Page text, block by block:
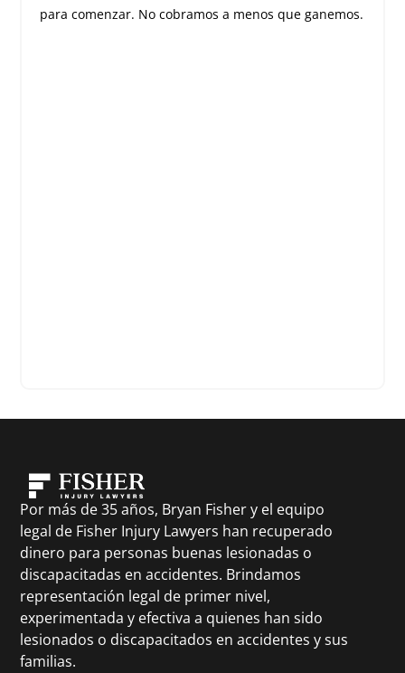
para comenzar. No cobramos a menos que ganemos.
Por más de 35 años, Bryan Fisher y el equipo
legal de Fisher Injury Lawyers han recuperado
dinero para personas buenas lesionadas o
discapacitadas en accidentes. Brindamos
representación legal de primer nivel,
experimentada y efectiva a quienes han sido
lesionados o discapacitados en accidentes y sus
familias.